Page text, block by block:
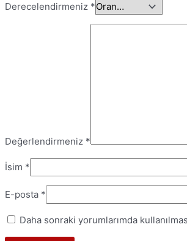
Derecelendirmeniz *
Değerlendirmeniz *
İsim *
E-posta *
Daha sonraki yorumlarımda